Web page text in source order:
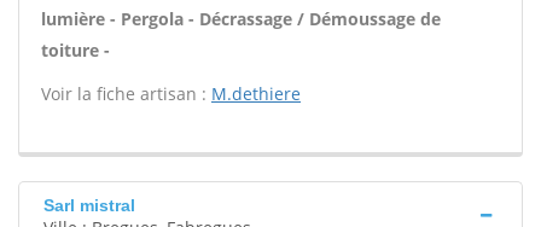
lumière - Pergola - Décrassage / Démoussage de
toiture -
Voir la fiche artisan : M.dethiere
Sarl mistral